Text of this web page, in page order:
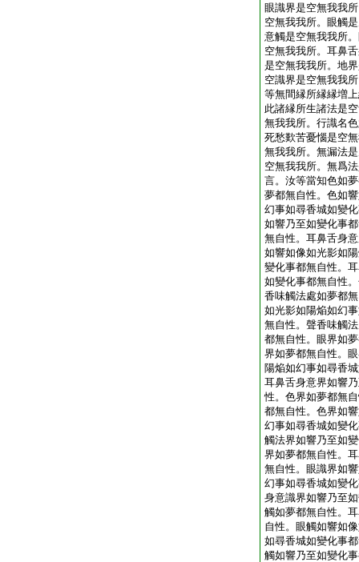
眼識界是空無我我
空無我我所。眼觸
意觸是空無我我所
空無我我所。耳鼻
是空無我我所。地
空識界是空無我我
等無間縁所縁縁増
此諸縁所生諸法是
無我我所。行識名
死愁歎苦憂惱是空
無我我所。無漏法
空無我我所。無爲
言。汝等當知色如
夢都無自性。色如
幻事如尋香城如變
如響乃至如變化事
無自性。耳鼻舌身
如響如像如光影如
變化事都無自性。
如變化事都無自性
香味觸法處如夢都
如光影如陽焔如幻
無自性。聲香味觸
都無自性。眼界如
界如夢都無自性。
陽焔如幻事如尋香
耳鼻舌身意界如響
性。色界如夢都無
都無自性。色界如
幻事如尋香城如變
觸法界如響乃至如
界如夢都無自性。
無自性。眼識界如
幻事如尋香城如變
身意識界如響乃至
觸如夢都無自性。
自性。眼觸如響如
如尋香城如變化事
觸如響乃至如變化